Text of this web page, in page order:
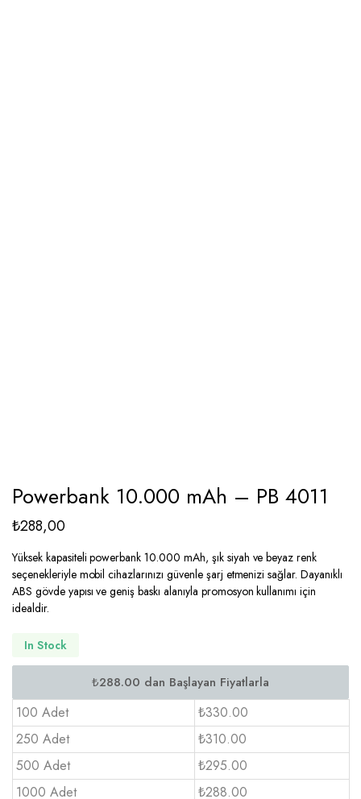
Powerbank 10.000 mAh – PB 4011
₺288,00
Yüksek kapasiteli powerbank 10.000 mAh, şık siyah ve beyaz renk
seçenekleriyle mobil cihazlarınızı güvenle şarj etmenizi sağlar. Dayanıklı
ABS gövde yapısı ve geniş baskı alanıyla promosyon kullanımı için
idealdir.
In Stock
100 Adet
₺330.00
250 Adet
₺310.00
500 Adet
₺295.00
1000 Adet
₺288.00